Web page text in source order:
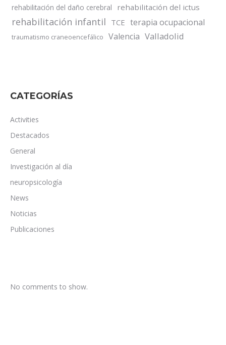
rehabilitación del daño cerebral rehabilitación del ictus
rehabilitación infantil TCE terapia ocupacional
traumatismo craneoencefálico Valencia Valladolid
CATEGORÍAS
Activities
Destacados
General
Investigación al día
neuropsicología
News
Noticias
Publicaciones
No comments to show.